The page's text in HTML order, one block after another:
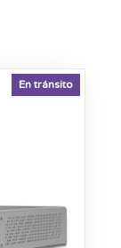
En tránsito